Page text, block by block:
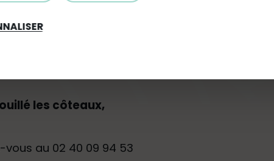
les côteaux,
au 02 40 09 94 53